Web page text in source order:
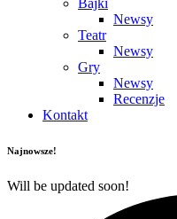
Bajki
Newsy
Teatr
Newsy
Gry
Newsy
Recenzje
Kontakt
Najnowsze!
Will be updated soon!